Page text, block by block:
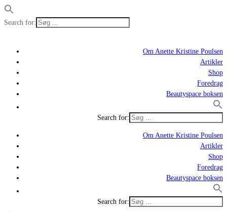
Search for:
Om Anette Kristine Poulsen
Artikler
Shop
Foredrag
Beautyspace boksen
Search for:
Om Anette Kristine Poulsen
Artikler
Shop
Foredrag
Beautyspace boksen
Search for: